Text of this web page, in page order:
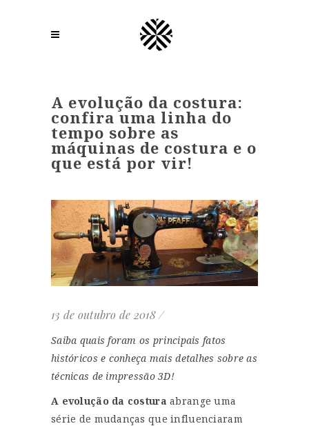
A evolução da costura:
confira uma linha do
tempo sobre as
máquinas de costura e o
que está por vir!
13 de outubro de 2018
Saiba quais foram os principais fatos
históricos e conheça mais detalhes sobre as
técnicas de impressão 3D!
A evolução da costuraabrange uma
série de mudanças que influenciaram